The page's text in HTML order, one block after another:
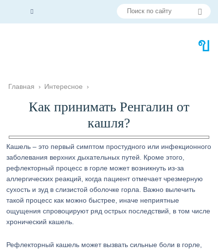
Главная › Интересное ›
Как принимать Ренгалин от
кашля?
Кашель – это первый симптом простудного или инфекционного
заболевания верхних дыхательных путей. Кроме этого,
рефлекторный процесс в горле может возникнуть из-за
аллергических реакций, когда пациент отмечает чрезмерную
сухость и зуд в слизистой оболочке горла. Важно вылечить
такой процесс как можно быстрее, иначе неприятные
ощущения спровоцируют ряд острых последствий, в том числе
хронический кашель.
Рефлекторный кашель может вызвать сильные боли в горле,